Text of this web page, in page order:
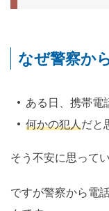
なぜ警察か
ある日、携帯電
何かの犯人だと
そう不安に思って
ですが警察から電